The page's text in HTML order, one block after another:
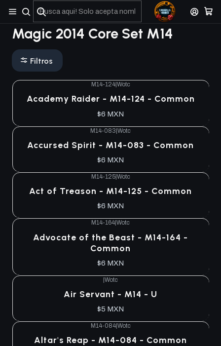
No olviden reportar sus depositos y transferencias por Whatsapp
Magic 2014 Core Set M14
Filtros
M14-124| Wotc
Academy Raider - M14-124 - Common
$6 MXN
M14-083|Wotc
Accursed Spirit - M14-083 - Common
$6 MXN
M14-125| Wotc
Act of Treason - M14-125 - Common
$6 MXN
M14-164 Wotc
Advocate of the Beast - M14-164 -
Common
$6 MXN
|Wotc
Air Servant - M14 - U
$5 MXN
M14-084| Wotc
Altar's Reap - M14-084 - Common